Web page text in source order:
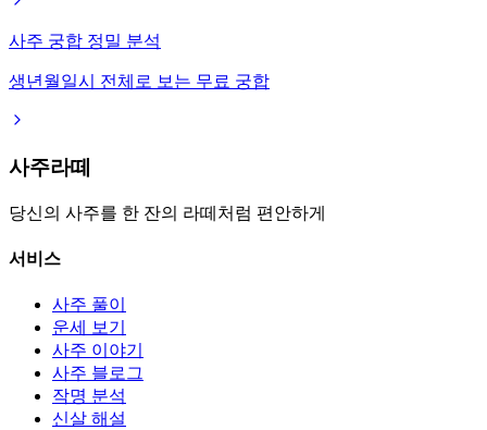
사주 궁합 정밀 분석
생년월일시 전체로 보는 무료 궁합
사주라떼
당신의 사주를 한 잔의 라떼처럼 편안하게
서비스
사주 풀이
운세 보기
사주 이야기
사주 블로그
작명 분석
신살 해설